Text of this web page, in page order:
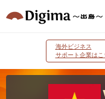
海外ビジネス
サポート企業はこ